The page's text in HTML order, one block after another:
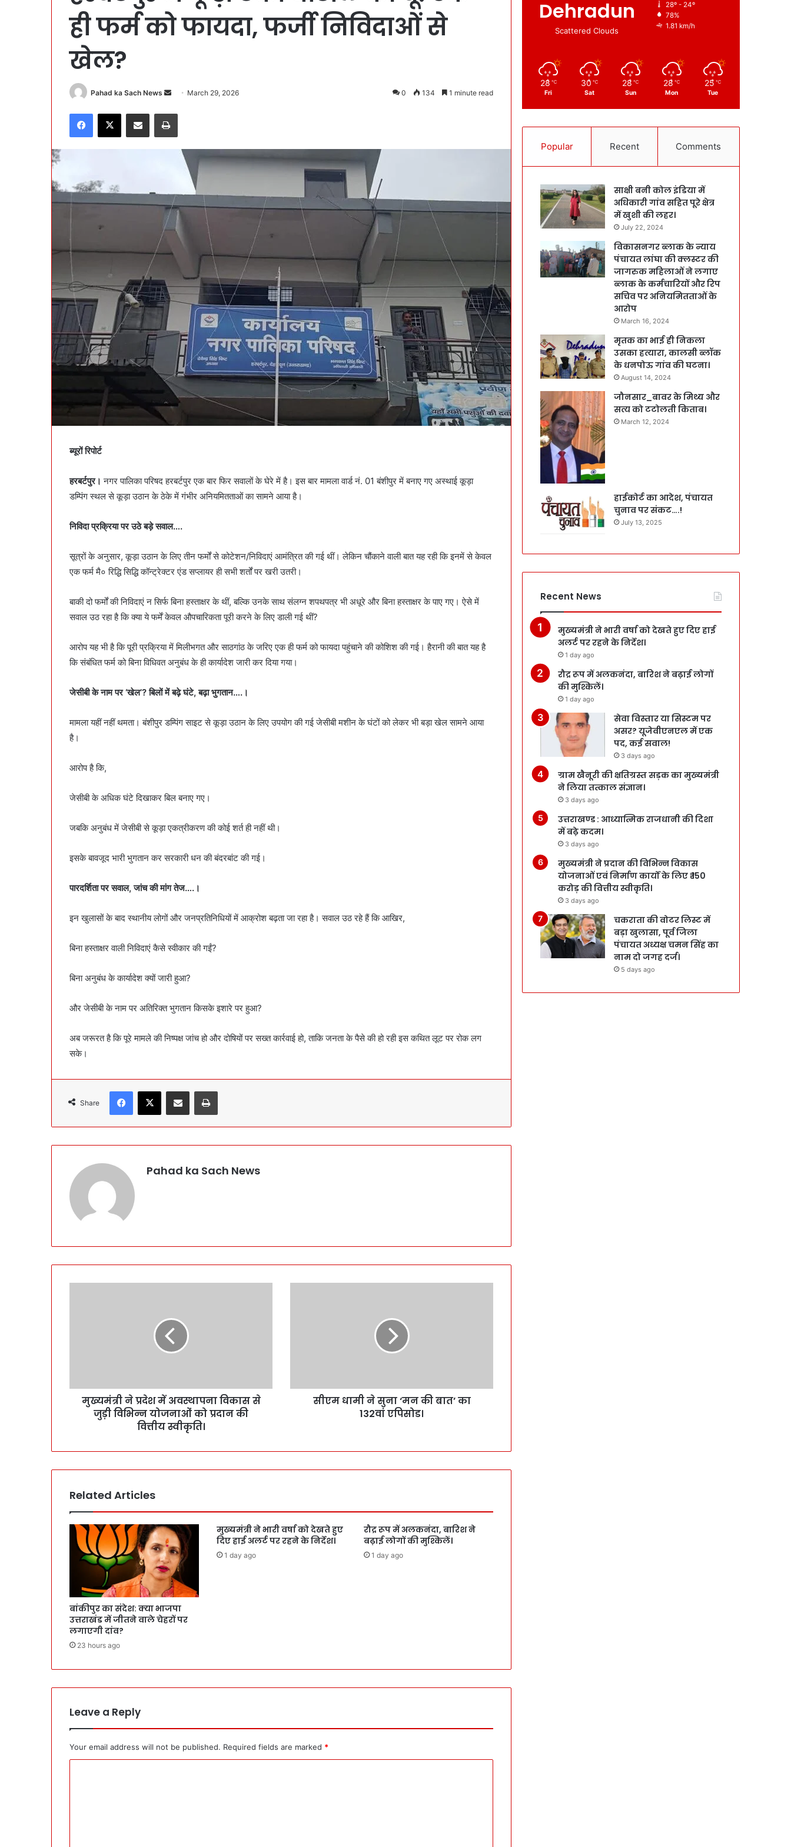
ही फर्म को फायदा, फर्जी निविदाओं से
खेल?
Pahad ka Sach News
a
a
March 29, 2026 0 134 1 minute read
ब्यूरों रिपोर्ट
हरबर्टपुर। नगर पालिका परिषद हरबर्टपुर एक बार फिर सवालों के घेरे में है। इस बार मामला वार्ड नं. 01 बंशीपुर में बनाए गए अस्थाई कूड़ा
डम्पिंग स्थल से कूड़ा उठान के ठेके में गंभीर अनियमितताओं का सामने आया है।
निविदा प्रक्रिया पर उठे बड़े सवाल….
सूत्रों के अनुसार, कूड़ा उठान के लिए तीन फर्मों से कोटेशन/निविदाएं आमंत्रित की गई थीं। लेकिन चौंकाने वाली बात यह रही कि इनमें से केवल
एक फर्म मै० रिद्धि सिद्धि कॉन्ट्रेक्टर एंड सप्लायर ही सभी शर्तों पर खरी उतरी।
बाकी दो फर्मों की निविदाएं न सिर्फ बिना हस्ताक्षर के थीं, बल्कि उनके साथ संलग्न शपथपत्र भी अधूरे और बिना हस्ताक्षर के पाए गए। ऐसे में
सवाल उठ रहा है कि क्या ये फर्में केवल औपचारिकता पूरी करने के लिए डाली गई थीं?
आरोप यह भी है कि पूरी प्रक्रिया में मिलीभगत और साठगांठ के जरिए एक ही फर्म को फायदा पहुंचाने की कोशिश की गई। हैरानी की बात यह है
कि संबंधित फर्म को बिना विधिवत अनुबंध के ही कार्यादेश जारी कर दिया गया।
जेसीबी के नाम पर ‘खेल’? बिलों में बढ़े घंटे, बढ़ा भुगतान….।
मामला यहीं नहीं थमता। बंशीपुर डम्पिंग साइट से कूड़ा उठान के लिए उपयोग की गई जेसीबी मशीन के घंटों को लेकर भी बड़ा खेल सामने आया
है।
आरोप है कि,
जेसीबी के अधिक घंटे दिखाकर बिल बनाए गए।
जबकि अनुबंध में जेसीबी से कूड़ा एकत्रीकरण की कोई शर्त ही नहीं थी।
इसके बावजूद भारी भुगतान कर सरकारी धन की बंदरबांट की गई।
पारदर्शिता पर सवाल, जांच की मांग तेज….।
इन खुलासों के बाद स्थानीय लोगों और जनप्रतिनिधियों में आक्रोश बढ़ता जा रहा है। सवाल उठ रहे हैं कि आखिर,
बिना हस्ताक्षर वाली निविदाएं कैसे स्वीकार की गईं?
बिना अनुबंध के कार्यादेश क्यों जारी हुआ?
और जेसीबी के नाम पर अतिरिक्त भुगतान किसके इशारे पर हुआ?
अब जरूरत है कि पूरे मामले की निष्पक्ष जांच हो और दोषियों पर सख्त कार्रवाई हो, ताकि जनता के पैसे की हो रही इस कथित लूट पर रोक लग
सके।
Share
Pahad ka Sach News
मुख्यमंत्री ने प्रदेश में अवस्थापना विकास से
जुड़ी विभिन्न योजनाओं को प्रदान की
वित्तीय स्वीकृति।
सीएम धामी ने सुना ‘मन की बात’ का
132वां एपिसोड।
Related Articles
बांकीपुर का संदेश: क्या भाजपा
उत्तराखंड में जीतने वाले चेहरों पर
लगाएगी दांव?
23 hours ago
मुख्यमंत्री ने भारी वर्षा को देखते हुए
दिए हाई अलर्ट पर रहने के निर्देश।
1 day ago
रौद्र रूप में अलकनंदा, बारिश ने
बढ़ाई लोगों की मुश्किलें।
1 day ago
Leave a Reply
Your email address will not be published. Required fields are marked *
Dehradun
Scattered Clouds
28º - 24º
78%
1.81 km/h
28 ℃
Fri
30 ℃
Sat
28 ℃
Sun
28 ℃
Mon
25 ℃
Tue
Popular Recent Comments
साक्षी बनी कोल इंडिया में
अधिकारी गांव सहित पूरे क्षेत्र
में खुशी की लहर।
July 22, 2024
विकासनगर ब्लाक के न्याय
पंचायत लांघा की क्लस्टर की
जागरुक महिलाओं ने लगाए
ब्लाक के कर्मचारियों और रिप
सचिव पर अनियमितताओं के
आरोप
March 16, 2024
मृतक का भाई ही निकला
उसका हत्यारा, कालसी ब्लॉक
के धनपोऊ गांव की घटना।
August 14, 2024
जौनसार_बावर के मिथ्य और
सत्य को टटोलती किताब।
March 12, 2024
हाईकोर्ट का आदेश, पंचायत
चुनाव पर संकट….!
July 13, 2025
Recent News
मुख्यमंत्री ने भारी वर्षा को देखते हुए दिए हाई
अलर्ट पर रहने के निर्देश।
1 day ago
रौद्र रूप में अलकनंदा, बारिश ने बढ़ाई लोगों
की मुश्किलें।
1 day ago
सेवा विस्तार या सिस्टम पर
असर? यूजेवीएनएल में एक
पद, कई सवाल!
3 days ago
ग्राम खैनूरी की क्षतिग्रस्त सड़क का मुख्यमंत्री
ने लिया तत्काल संज्ञान।
3 days ago
उत्तराखण्ड : आध्यात्मिक राजधानी की दिशा
में बढ़े कदम।
3 days ago
मुख्यमंत्री ने प्रदान की विभिन्न विकास
योजनाओं एवं निर्माण कार्यों के लिए ₹ 150
करोड़ की वित्तीय स्वीकृति।
3 days ago
चकराता की वोटर लिस्ट में
बड़ा खुलासा, पूर्व जिला
पंचायत अध्यक्ष चमन सिंह का
नाम दो जगह दर्ज।
5 days ago